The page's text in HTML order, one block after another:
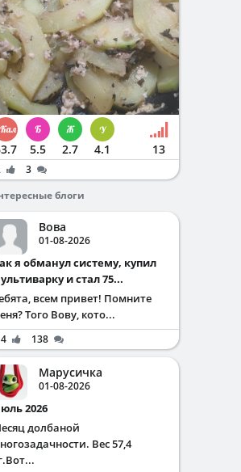
5.5 2.7 4.1 13
3
блоги
Вова
01-08-2026
и стал 75...
всем привет! Помните
Того Вову, кото...
138
Марусичка
01-08-2026
Июль 2026
долбаной
Вес 57,4